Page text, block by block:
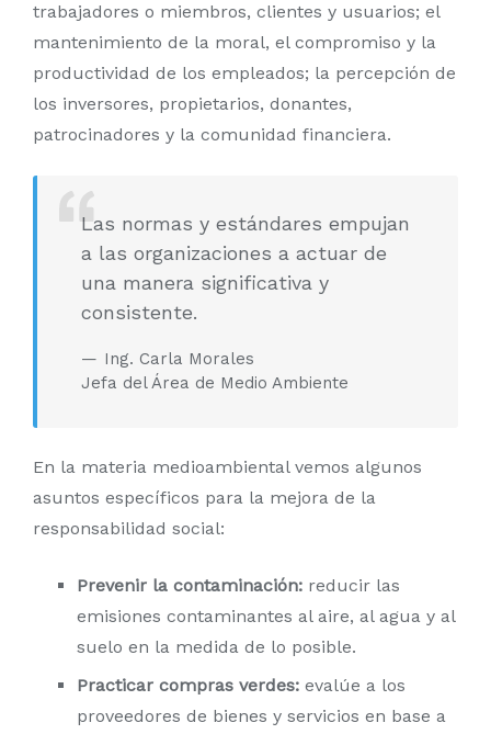
trabajadores o miembros, clientes y usuarios; el
mantenimiento de la moral, el compromiso y la
productividad de los empleados; la percepción de
los inversores, propietarios, donantes,
patrocinadores y la comunidad financiera.
Las normas y estándares empujan
a las organizaciones a actuar de
una manera significativa y
consistente.
Ing. Carla Morales
Jefa del Área de Medio Ambiente
En la materia medioambiental vemos algunos
asuntos específicos para la mejora de la
responsabilidad social:
Prevenir la contaminación: reducir las
emisiones contaminantes al aire, al agua y al
suelo en la medida de lo posible.
Practicar compras verdes: evalúe a los
proveedores de bienes y servicios en base a